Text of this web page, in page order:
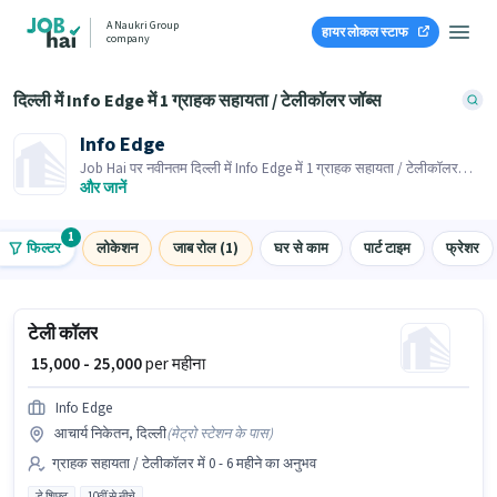
A Naukri Group
company
हायर लोकल स्टाफ
दिल्ली में Info Edge में 1 ग्राहक सहायता / टेलीकॉलर जॉब्स
Info Edge
Job Hai पर नवीनतम दिल्ली में Info Edge में 1 ग्राहक सहायता / टेलीकॉलर
जॉब्स के लिए आवेदन करें! भर्तीकर्ता के पास आपके क्षेत्र में तत्काल रिक्तियां हैं।
और जानें
फिल्टर
1
लोकेशन जाब रोल (1) घर से काम पार्ट टाइम फ्रेशर
टेली कॉलर
₹ 15,000 - 25,000per महीना
Info Edge
आचार्य निकेतन, दिल्ली(मेट्रो स्टेशन के पास)
ग्राहक सहायता / टेलीकॉलर में 0 - 6 महीने का अनुभव